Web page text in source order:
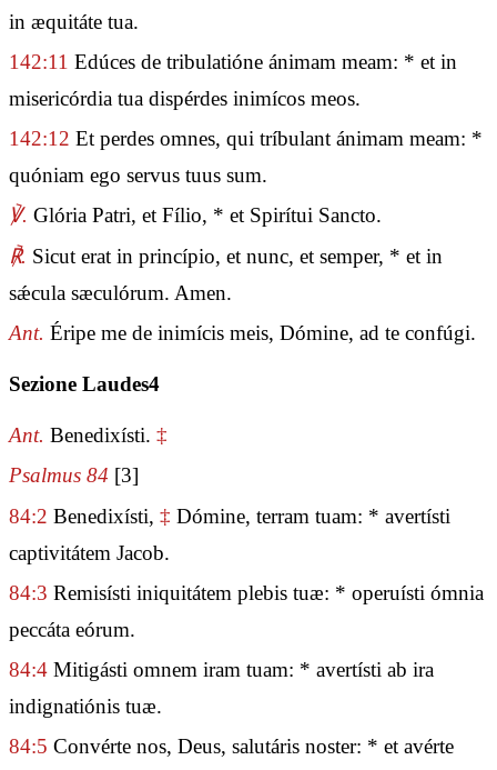
in æquitáte tua.
142:11 Edúces de tribulatióne ánimam meam: * et in
misericórdia tua dispérdes inimícos meos.
142:12 Et perdes omnes, qui tríbulant ánimam meam: *
quóniam ego servus tuus sum.
℣. Glória Patri, et Fílio, * et Spirítui Sancto.
℟. Sicut erat in princípio, et nunc, et semper, * et in
sǽcula sæculórum. Amen.
Ant. Éripe me de inimícis meis, Dómine, ad te confúgi.
Sezione Laudes4
Ant. Benedixísti. ‡
Psalmus 84 [3]
84:2 Benedixísti, ‡ Dómine, terram tuam: * avertísti
captivitátem Jacob.
84:3 Remisísti iniquitátem plebis tuæ: * operuísti ómnia
peccáta eórum.
84:4 Mitigásti omnem iram tuam: * avertísti ab ira
indignatiónis tuæ.
84:5 Convérte nos, Deus, salutáris noster: * et avérte